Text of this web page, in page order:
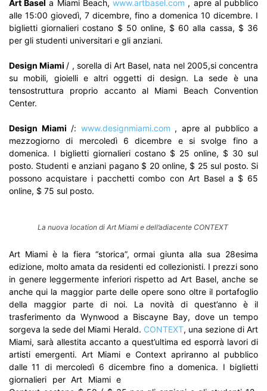
Art Basel a Miami Beach,www.artbasel.com , apre al pubblico
alle 15:00 giovedì, 7 dicembre, fino a domenica 10 dicembre. I
biglietti giornalieri costano $ 50 online, $ 60 alla cassa, $ 36
per gli studenti universitari e gli anziani.
Design Miami / , sorella di Art Basel, nata nel 2005,si concentra
su mobili, gioielli e altri oggetti di design. La sede è una
tensostruttura proprio accanto al Miami Beach Convention
Center.
Design Miami /: www.designmiami.com , apre al pubblico a
mezzogiorno di mercoledì 6 dicembre e si svolge fino a
domenica. I biglietti giornalieri costano $ 25 online, $ 30 sul
posto. Studenti e anziani pagano $ 20 online, $ 25 sul posto. Si
possono acquistare i pacchetti combo con Art Basel a $ 65
online, $ 75 sul posto.
La nuova location di Art Miami e dell’adiacente CONTEXT
Art Miami è la fiera “storica”, ormai giunta alla sua 28esima
edizione, molto amata da residenti ed collezionisti. I prezzi sono
in genere leggermente inferiori rispetto ad Art Basel, anche se
anche qui la maggior parte delle opere sono oltre il portafoglio
della maggior parte di noi. La novità di quest’anno è il
trasferimento da Wynwood a Biscayne Bay, dove un tempo
sorgeva la sede del Miami Herald. CONTEXT, una sezione di Art
Miami, sarà allestita accanto a quest’ultima ed esporrà lavori di
artisti emergenti. Art Miami e Context apriranno al pubblico
dalle 11 di mercoledì 6 dicembre fino a domenica. I biglietti
giornalieri per Art Miami e